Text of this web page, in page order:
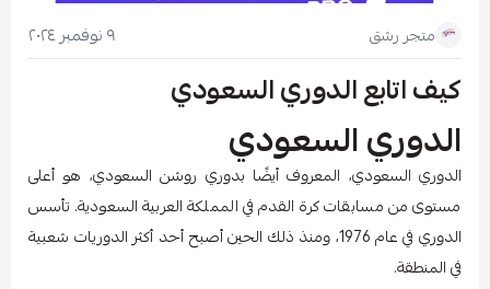
متجر رشق ٩ نوفمبر ٢٠٢٤
كيف اتابع الدوري السعودي
الدوري السعودي
الدوري السعودي، المعروف أيضًا بدوري روشن السعودي، هو أعلى
مستوى من مسابقات كرة القدم في المملكة العربية السعودية. تأسس
الدوري في عام 1976، ومنذ ذلك الحين أصبح أحد أكثر الدوريات شعبية
في المنطقة.